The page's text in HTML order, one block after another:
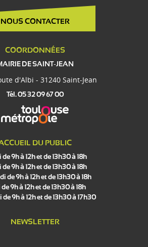
NOUS CONTACTER
COORDONNÉES
DE SAINT-JEAN
d'Albi - 31240 Saint-Jean
Tél. 05 32 09 67 00
DU PUBLIC
de 9h à 12h et de 13h30 à 18h
de 9h à 12h et de 13h30 à 18h
de 9h à 12h et de 13h30 à 18h
9h à 12h et de 13h30 à 18h
9h à 12h et de 13h30 à 17h30
NEWSLETTER